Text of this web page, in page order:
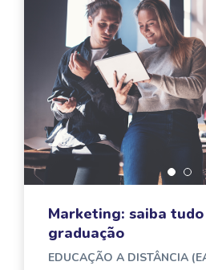
Marketing: saiba tudo
graduação
EDUCAÇÃO A DISTÂNCIA